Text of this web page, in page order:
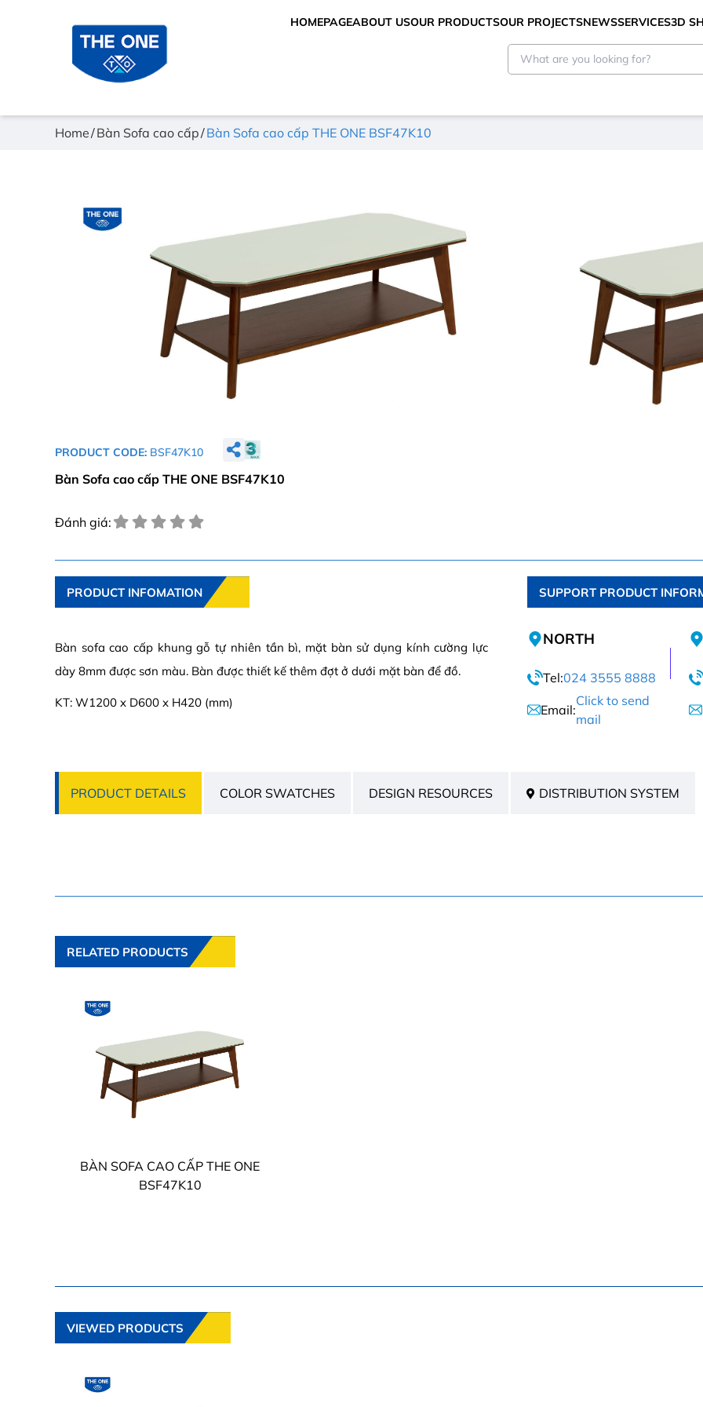
HOMEPAGEABOUT USOUR PRODUCTSOUR PROJECTSNEWSSERVICES3D
Home Bàn Sofa cao cấp Bàn Sofa cao cấp THE ONE BSF47K10
PRODUCT CODE: BSF47K10
Bàn Sofa cao cấp THE ONE BSF47K10
Đánh giá:
PRODUCT INFOMATION
Bàn sofa cao cấp khung gỗ tự nhiên tần bì, mặt bàn sử dụng kính cường lực
dày 8mm được sơn màu. Bàn được thiết kế thêm đợt ở dưới mặt bàn để đồ.
KT: W1200 x D600 x H420 (mm)
SUPPORT PRODUCT
NORTH
Tel:024 3555 8888
Email:
Click to send
mail
PRODUCT DETAILS COLOR SWATCHES DESIGN RESOURCES DISTRIBUTION SYSTEM
RELATED PRODUCTS
BÀN SOFA CAO CẤP THE ONE
BSF47K10
VIEWED PRODUCTS